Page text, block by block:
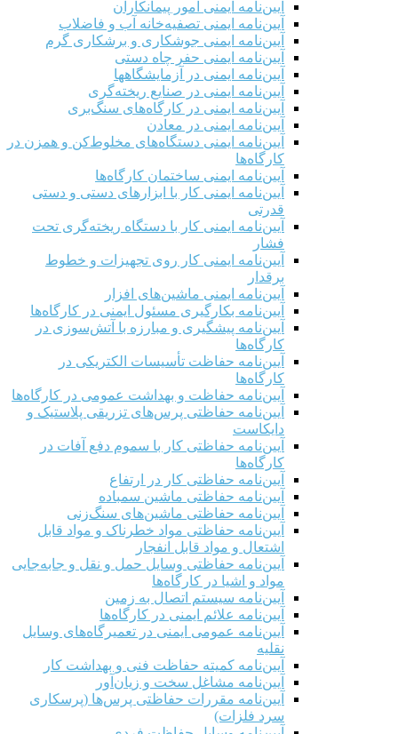
آیین‌نامه ایمنی امور پیمانکاران
آیین‌نامه ایمنی تصفیه‌خانه آب و فاضلاب
آیین‌نامه ایمنی جوشکاری و برشکاری گرم
آیین‌نامه ایمنی حفر چاه دستی
آیین‌نامه ایمنی در آزمایشگاهها
آیین‌نامه ایمنی در صنایع ریخته‌گری
آیین‌نامه ایمنی در کارگاه‌های سنگ‌بری
آیین‌نامه ایمنی در معادن
آیین‌نامه ایمنی دستگاه‌های مخلوط‌کن و همزن در
کارگاه‌ها
آیین‌نامه ایمنی ساختمان کارگاه‌ها
آیین‌نامه ایمنی کار با ابزارهای دستی و دستی
قدرتی
آیین‌نامه ایمنی کار با دستگاه ریخته‌گری تحت
فشار
آیین‌نامه ایمنی کار روی تجهیزات و خطوط
برقدار
آیین‌نامه ایمنی ماشین‌های افزار
آیین‌نامه بکارگیری مسئول ایمنی در کارگاه‌ها
آیین‌نامه پیشگیری و مبارزه با آتش‌سوزی در
کارگاه‌ها
آیین‌نامه حفاظت تأسیسات الکتریکی در
کارگاه‌ها
آیین‌نامه حفاظت و بهداشت عمومی در کارگاه‌ها
آیین‌نامه حفاظتی پرس‌های تزریقی پلاستیک و
دایکاست
آیین‌نامه حفاظتی کار با سموم دفع آفات در
کارگاه‌ها
آیین‌نامه حفاظتی کار در ارتفاع
آیین‌نامه حفاظتی ماشین سمباده
آیین‌نامه حفاظتی ماشین‌های سنگ‌زنی
آیین‌نامه حفاظتی مواد خطرناک و مواد قابل
اشتعال و مواد قابل انفجار
آیین‌نامه حفاظتی وسایل حمل و نقل و جابه‌جایی
مواد و اشیا در کارگاه‌ها
آیین‌نامه سیستم اتصال به زمین
آیین‌نامه علائم ایمنی در کارگاه‌ها
آیین‌نامه عمومی ایمنی در تعمیرگاه‌های وسایل
نقلیه
آیین‌نامه کمیته حفاظت فنی و بهداشت کار
آیین‌نامه مشاغل سخت و زیان‌آور
آیین‌نامه مقررات حفاظتی پرس‌ها (پرسکاری
سرد فلزات)